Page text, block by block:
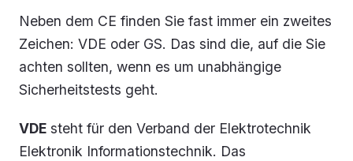
Neben dem CE finden Sie fast immer ein zweites
Zeichen: VDE oder GS. Das sind die, auf die Sie
achten sollten, wenn es um unabhängige
Sicherheitstests geht.
VDE steht für den Verband der Elektrotechnik
Elektronik Informationstechnik. Das